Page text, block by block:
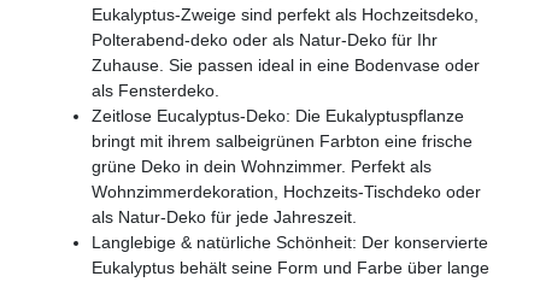
Eukalyptus-Zweige sind perfekt als Hochzeitsdeko,
Polterabend-deko oder als Natur-Deko für Ihr
Zuhause. Sie passen ideal in eine Bodenvase oder
als Fensterdeko.
Zeitlose Eucalyptus-Deko: Die Eukalyptuspflanze
bringt mit ihrem salbeigrünen Farbton eine frische
grüne Deko in dein Wohnzimmer. Perfekt als
Wohnzimmerdekoration, Hochzeits-Tischdeko oder
als Natur-Deko für jede Jahreszeit.
Langlebige & natürliche Schönheit: Der konservierte
Eukalyptus behält seine Form und Farbe über lange